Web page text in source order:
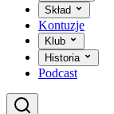
Skład
Kontuzje
Klub
Historia
Podcast